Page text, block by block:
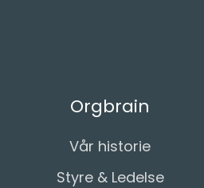
Orgbrain
Vår historie
Styre & Ledelse